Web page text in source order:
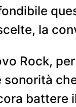
la
Rock,
sonorità
battere